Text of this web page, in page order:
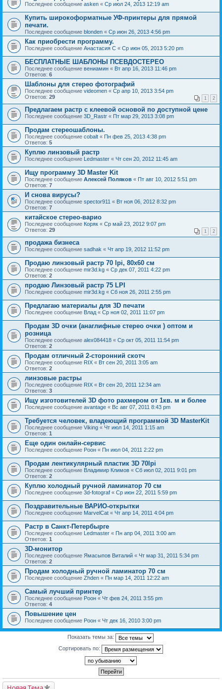
Последнее сообщение asken « Ср июл 24, 2013 12:19 am
Купить широкоформатные УФ-принтеры для прямой
печати.
Последнее сообщение blonden « Ср июн 26, 2013 4:56 pm
Как приобрести программу.
Последнее сообщение Анастасия С « Ср июн 05, 2013 5:20 pm
БЕСПЛАТНЫЕ ШАБЛОНЫ ПСЕВДОСТЕРЕО
Последнее сообщение вениамин « Вт апр 16, 2013 11:46 pm
Ответов: 6
Шаблоны для стерео фотографий
Последнее сообщение videomen « Ср апр 10, 2013 3:54 pm
Ответов: 29 1 2
Предлагаем растр с клеевой основой по доступной цене
Последнее сообщение 3D_Rastr « Пт мар 29, 2013 3:08 pm
Продам стереошаблоны.
Последнее сообщение cobalt « Пн фев 25, 2013 4:38 pm
Ответов: 5
Куплю линзовый растр
Последнее сообщение Ledmaster « Чт сен 20, 2012 11:45 am
Ищу программу 3D Master Kit
Последнее сообщение Алексей Поляков « Пт авг 10, 2012 5:51 pm
Ответов: 7
И снова вирусы?
Последнее сообщение spector911 « Вт ноя 06, 2012 8:32 pm
Ответов: 7
китайское стерео-варио
Последнее сообщение Коряк « Ср май 23, 2012 9:07 pm
Ответов: 29 1 2
продажа бизнеса
Последнее сообщение sadhak « Чт апр 19, 2012 11:52 pm
Продаю линзовый растр 70 lpi, 80х60 см
Последнее сообщение mir3d.kg « Ср дек 07, 2011 4:22 pm
Ответов: 2
продаю Линзовый растр 75 LPI
Последнее сообщение mir3d.kg « Сб ноя 26, 2011 2:55 pm
Предлагаю материалы для 3D печати
Последнее сообщение Влад « Ср ноя 02, 2011 11:07 pm
Продам 3D очки (анаглифные стерео очки ) оптом и
розница
Последнее сообщение alex084418 « Ср окт 05, 2011 11:54 pm
Ответов: 2
Продам отличный 2-сторонний скотч
Последнее сообщение RIX « Вт сен 20, 2011 3:05 am
Ответов: 2
линзовые растры
Последнее сообщение RIX « Вт сен 20, 2011 12:34 am
Ответов: 3
Ищу изготовителей 3D фото рахмером от 1кв. м и более
Последнее сообщение avantage « Вс авг 07, 2011 8:43 pm
Требуется человек, владеющий программой 3D MasterKit
Последнее сообщение Viking « Чт июл 14, 2011 1:15 am
Ответов: 1
Еще один онлайн-сервис
Последнее сообщение Pоон « Пн июл 04, 2011 2:22 pm
Продам лентикулярный пластик 3D 70lpi
Последнее сообщение Владимир Климов « Сб июл 02, 2011 9:01 pm
Ответов: 2
Куплю холодный ручной ламинатор 70 см
Последнее сообщение 3d-fotograf « Ср июн 22, 2011 5:59 pm
Поздравительные ВАРИО-открытки
Последнее сообщение MarvelCat « Чт апр 14, 2011 4:04 pm
Растр в Санкт-Петербырге
Последнее сообщение Ledmaster « Пн апр 04, 2011 3:00 am
Ответов: 1
3D-монитор
Последнее сообщение Ямасыпов Виталий « Чт мар 31, 2011 5:34 pm
Ответов: 2
Продам холодный ручной ламинатор 70 см
Последнее сообщение Zhden « Пн мар 14, 2011 12:22 am
Самый лучший принтер
Последнее сообщение Pоон « Чт фев 24, 2011 3:55 pm
Ответов: 4
Повышение цен
Последнее сообщение Pоон « Чт дек 16, 2010 3:00 pm
Показать темы за:
Сортировать по: